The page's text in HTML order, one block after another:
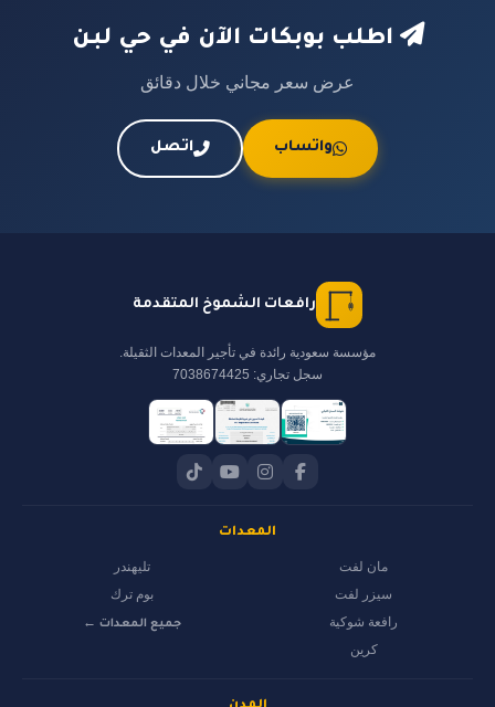
اطلب بوبكات الآن في حي لبن
عرض سعر مجاني خلال دقائق
واتساب اتصل
رافعات الشموخ المتقدمة
مؤسسة سعودية رائدة في تأجير المعدات الثقيلة.
سجل تجاري: 7038674425
المعدات
مان لفت
سيزر لفت
رافعة شوكية
كرين
تليهندر
بوم ترك
جميع المعدات ←